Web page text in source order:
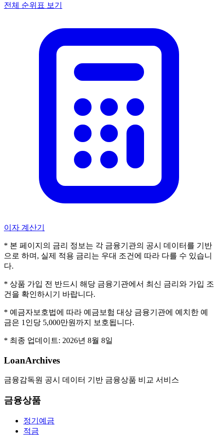
전체 순위표 보기
이자 계산기
* 본 페이지의 금리 정보는 각 금융기관의 공시 데이터를 기반
으로 하며, 실제 적용 금리는 우대 조건에 따라 다를 수 있습니
다.
* 상품 가입 전 반드시 해당 금융기관에서 최신 금리와 가입 조
건을 확인하시기 바랍니다.
* 예금자보호법에 따라 예금보험 대상 금융기관에 예치한 예
금은 1인당 5,000만원까지 보호됩니다.
* 최종 업데이트: 2026년 8월 8일
LoanArchives
금융감독원 공시 데이터 기반 금융상품 비교 서비스
금융상품
정기예금
적금